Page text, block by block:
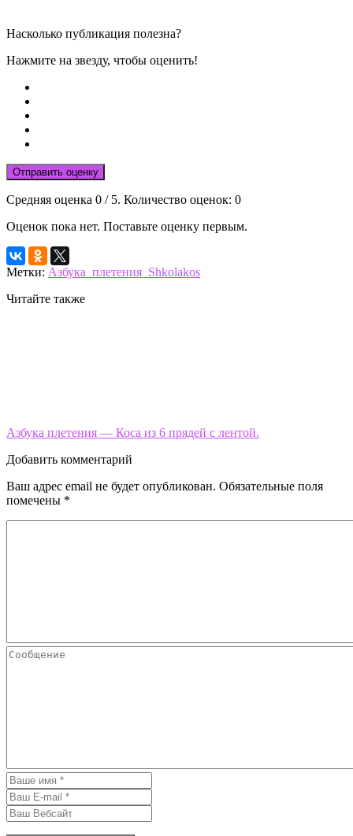
Насколько публикация полезна?
Нажмите на звезду, чтобы оценить!
Отправить оценку
Средняя оценка 0 / 5. Количество оценок: 0
Оценок пока нет. Поставьте оценку первым.
Метки: Азбука_плетения_Shkolakos
Читайте также
Азбука плетения — Коса из 6 прядей с лентой.
Добавить комментарий
Ваш адрес email не будет опубликован. Обязательные поля
помечены *